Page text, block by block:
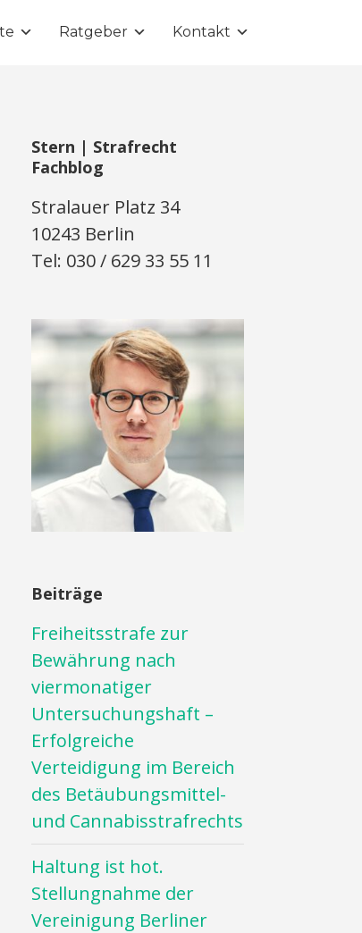
Ratgeber Kontakt
Stern | Strafrecht
Fachblog
Stralauer Platz 34
10243 Berlin
Tel: 030 / 629 33 55 11
Beiträge
Freiheitsstrafe zur
Bewährung nach
viermonatiger
Untersuchungshaft –
Erfolgreiche
Verteidigung im Bereich
des Betäubungsmittel-
und Cannabisstrafrechts
Haltung ist hot.
Stellungnahme der
Vereinigung Berliner